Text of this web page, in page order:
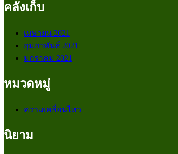
คลังเก็บ
เมษายน 2021
กุมภาพันธ์ 2021
มกราคม 2021
หมวดหมู่
ความเคลื่อนไหว
นิยาม